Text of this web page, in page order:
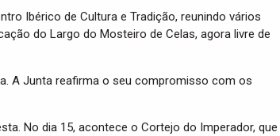
Ibérico de Cultura e Tradição, reunindo vários
do Largo do Mosteiro de Celas, agora livre de
A Junta reafirma o seu compromisso com os
No dia 15, acontece o Cortejo do Imperador, que